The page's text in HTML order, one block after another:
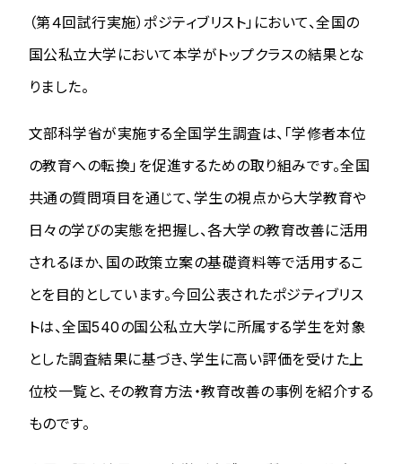
（第４回試行実施）ポジティブリスト」において、全国の
国公私立大学において本学がトップクラスの結果とな
りました。
文部科学省が実施する全国学生調査は、「学修者本位
の教育への転換」を促進するための取り組みです。全国
共通の質問項目を通じて、学生の視点から大学教育や
日々の学びの実態を把握し、各大学の教育改善に活用
されるほか、国の政策立案の基礎資料等で活用するこ
とを目的としています。今回公表されたポジティブリス
トは、全国540の国公私立大学に所属する学生を対象
とした調査結果に基づき、学生に高い評価を受けた上
位校一覧と、その教育方法・教育改善の事例を紹介する
ものです。